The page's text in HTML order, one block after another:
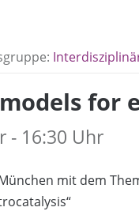
for
- 16:30 Uhr
mit dem